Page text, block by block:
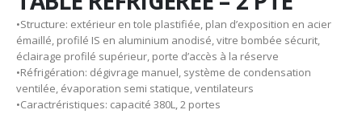
•Structure: extérieur en tole plastifiée, plan d’exposition en acier
émaillé, profilé IS en aluminium anodisé, vitre bombée sécurit,
éclairage profilé supérieur, porte d’accès à la réserve
•Réfrigération: dégivrage manuel, système de condensation
ventilée, évaporation semi statique, ventilateurs
•Caractréristiques: capacité 380L, 2 portes